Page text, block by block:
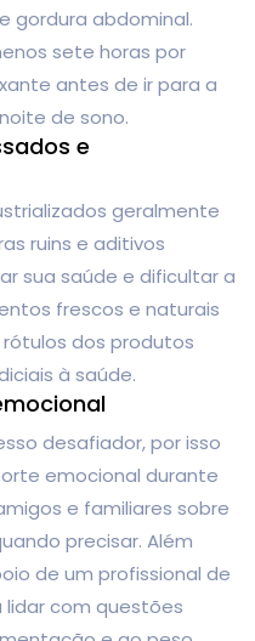
gordura abdominal.
sete horas por
antes de ir para a
de sono.
​​e
geralmente
ruins e aditivos
sua saúde e dificultar a
frescos e naturais
dos produtos
à saúde.
desafiador, por isso
emocional durante
e familiares sobre
precisar. Além
de um profissional de
com questões